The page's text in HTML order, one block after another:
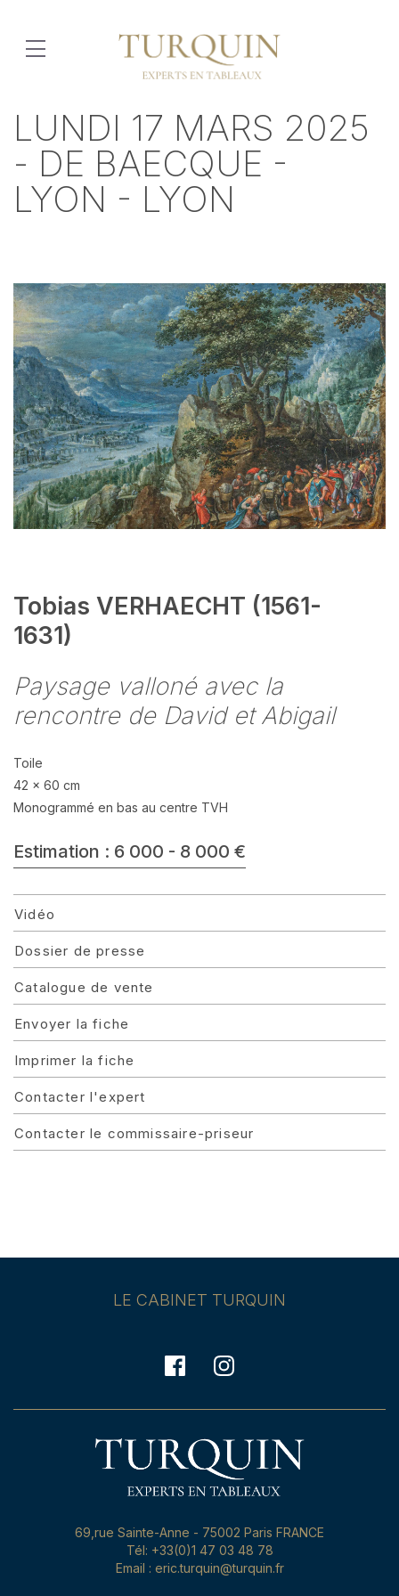
LUNDI 17 MARS 2025
- DE BAECQUE -
LYON - LYON
Tobias VERHAECHT (1561-
1631)
Paysage valloné avec la
rencontre de David et Abigail
Toile
42 x 60 cm
Monogrammé en bas au centre TVH
Estimation : 6 000 - 8 000 €
Vidéo
Dossier de presse
Catalogue de vente
Envoyer la fiche
Imprimer la fiche
Contacter l'expert
Contacter le commissaire-priseur
LE CABINET TURQUIN
69,rue Sainte-Anne - 75002 Paris FRANCE
Tél: +33(0)1 47 03 48 78
Email : eric.turquin@turquin.fr